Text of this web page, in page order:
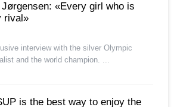
Jørgensen: «Every girl who is
rival»
interview with the silver Olympic
and the world champion. ...
is the best way to enjoy the